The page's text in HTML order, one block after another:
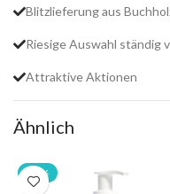
Blitzlieferung aus
Riesige Auswahl ständig
Attraktive Aktionen
Ähnlich
-20%